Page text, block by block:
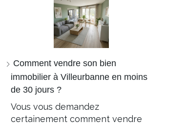
Comment vendre son bien
immobilier à Villeurbanne en moins
de 30 jours ?
Vous vous demandez
certainement comment vendre